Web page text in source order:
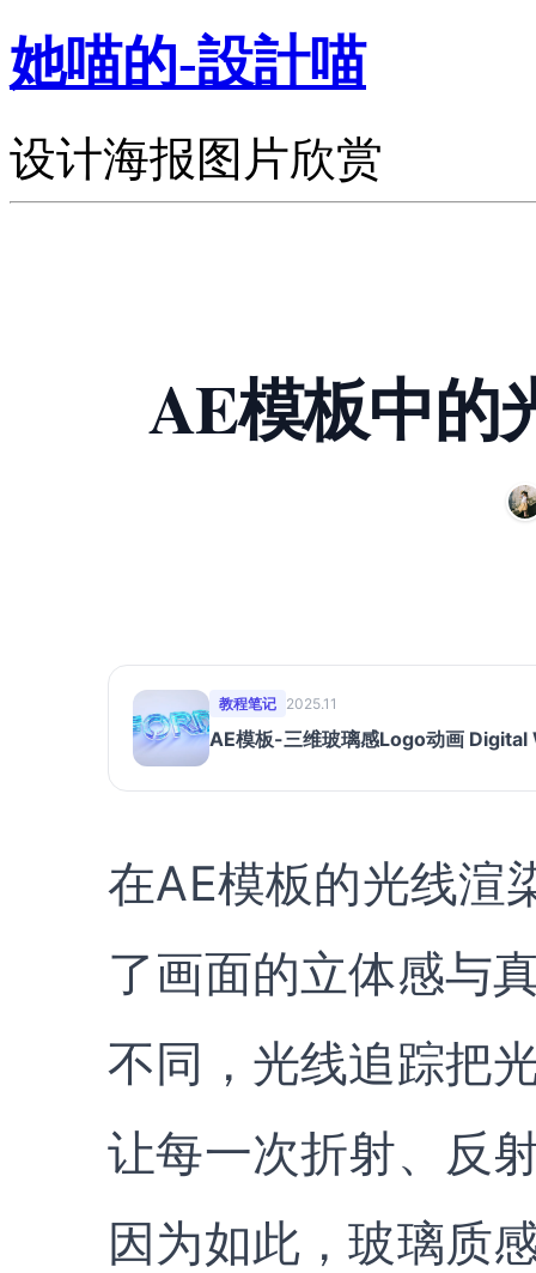
她喵的-設計喵
设计海报图片欣赏
AE模板中的
教程笔记 2025.11
AE模板-三维玻璃感Logo动画
在AE模板的光线渲
了画面的立体感与
不同，光线追踪把
让每一次折射、反
因为如此，玻璃质